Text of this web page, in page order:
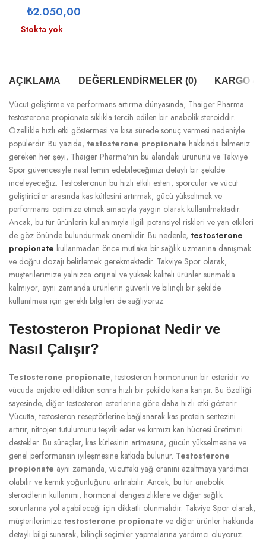
₺2.050,00
Stokta yok
AÇIKLAMA DEĞERLENDIRMELER (0) KARGO &
Vücut geliştirme ve performans artırma dünyasında, Thaiger Pharma
testosterone propionate sıklıkla tercih edilen bir anabolik steroiddir.
Özellikle hızlı etki göstermesi ve kısa sürede sonuç vermesi nedeniyle
popülerdir. Bu yazıda, testosterone propionate hakkında bilmeniz
gereken her şeyi, Thaiger Pharma’nın bu alandaki ürününü ve Takviye
Spor güvencesiyle nasıl temin edebileceğinizi detaylı bir şekilde
inceleyeceğiz. Testosteronun bu hızlı etkili esteri, sporcular ve vücut
geliştiriciler arasında kas kütlesini artırmak, gücü yükseltmek ve
performansı optimize etmek amacıyla yaygın olarak kullanılmaktadır.
Ancak, bu tür ürünlerin kullanımıyla ilgili potansiyel riskleri ve yan etkileri
de göz önünde bulundurmak önemlidir. Bu nedenle, testosterone
propionate kullanmadan önce mutlaka bir sağlık uzmanına danışmak
ve doğru dozajı belirlemek gerekmektedir. Takviye Spor olarak,
müşterilerimize yalnızca orijinal ve yüksek kaliteli ürünler sunmakla
kalmıyor, aynı zamanda ürünlerin güvenli ve bilinçli bir şekilde
kullanılması için gerekli bilgileri de sağlıyoruz.
Testosteron Propionat Nedir ve
Nasıl Çalışır?
Testosterone propionate, testosteron hormonunun bir esteridir ve
vücuda enjekte edildikten sonra hızlı bir şekilde kana karışır. Bu özelliği
sayesinde, diğer testosteron esterlerine göre daha hızlı etki gösterir.
Vücutta, testosteron reseptörlerine bağlanarak kas protein sentezini
artırır, nitrojen tutulumunu teşvik eder ve kırmızı kan hücresi üretimini
destekler. Bu süreçler, kas kütlesinin artmasına, gücün yükselmesine ve
genel performansın iyileşmesine katkıda bulunur. Testosterone
propionate aynı zamanda, vücuttaki yağ oranını azaltmaya yardımcı
olabilir ve kemik yoğunluğunu artırabilir. Ancak, bu tür anabolik
steroidlerin kullanımı, hormonal dengesizliklere ve diğer sağlık
sorunlarına yol açabileceği için dikkatli olunmalıdır. Takviye Spor olarak,
müşterilerimize testosterone propionate ve diğer ürünler hakkında
detaylı bilgi sunarak, bilinçli seçimler yapmalarına yardımcı oluyoruz.